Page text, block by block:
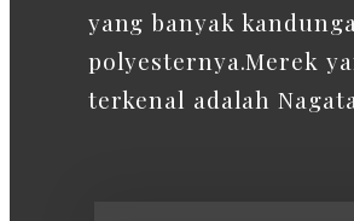
yang banyak
polyesternya.Merek
terkenal adalah